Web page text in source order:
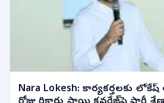
Nara Lokesh: కార్యకర్తలకు